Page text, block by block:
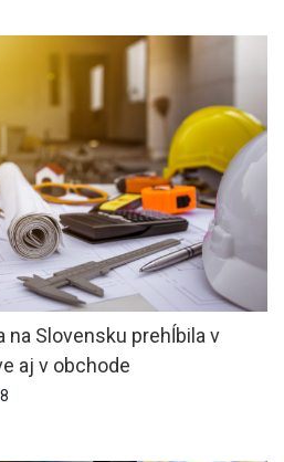
na Slovensku prehĺbila v
aj v obchode